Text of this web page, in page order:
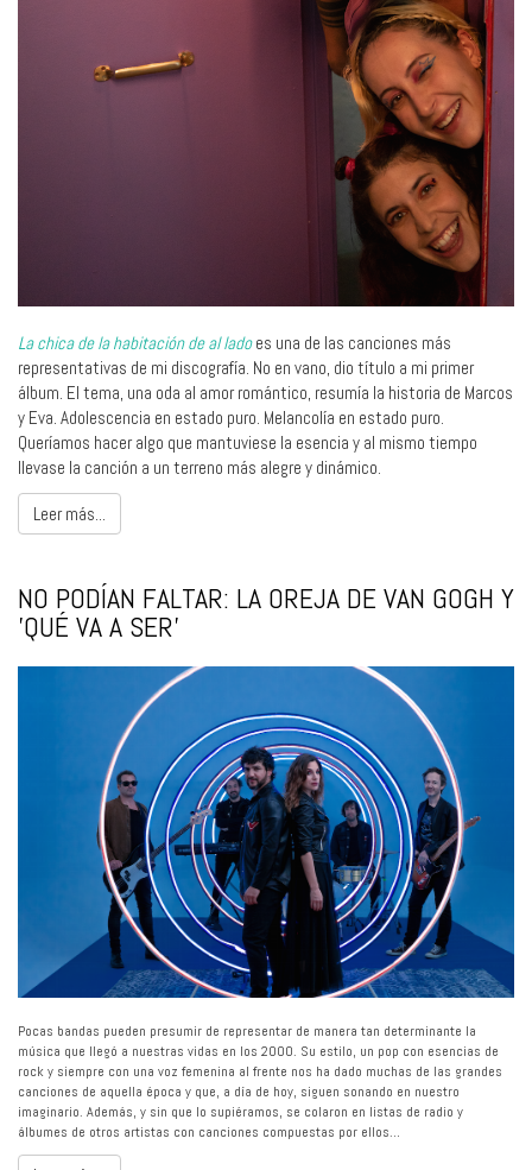
La chica de la habitación de al ladoes una de las canciones más
representativas de mi discografía. No en vano, dio título a mi primer
álbum. El tema, una oda al amor romántico, resumía la historia de Marcos
y Eva. Adolescencia en estado puro. Melancolía en estado puro.
Queríamos hacer algo que mantuviese la esencia y al mismo tiempo
llevase la canción a un terreno más alegre y dinámico.
Leer más...
NO PODÍAN FALTAR: LA OREJA DE VAN GOGH Y
'QUÉ VA A SER'
Pocas bandas pueden presumir de representar de manera tan determinante la
música que llegó a nuestras vidas en los 2000. Su estilo, un pop con esencias de
rock y siempre con una voz femenina al frente nos ha dado muchas de las grandes
canciones de aquella época y que, a día de hoy, siguen sonando en nuestro
imaginario. Además, y sin que lo supiéramos, se colaron en listas de radio y
álbumes de otros artistas con canciones compuestas por ellos…